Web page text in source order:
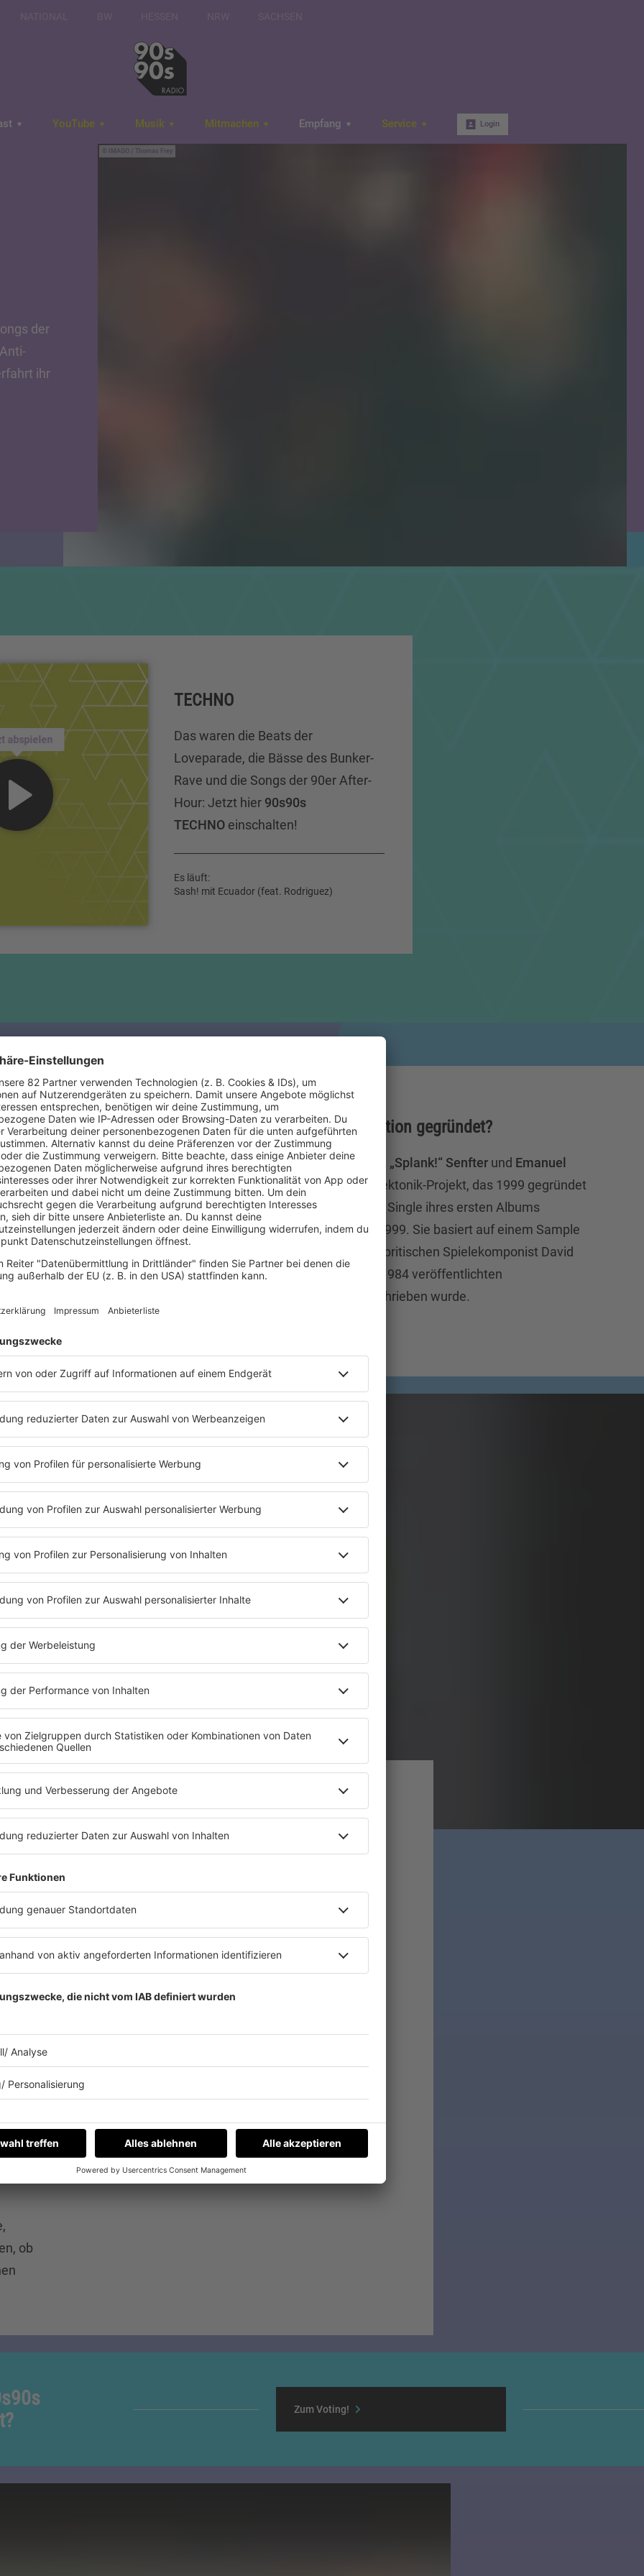
YouTube Musik Mitmachen Empfang Service Login
IMAGO / Thomas Frey
der
ihr
abspielen
TECHNO
Das waren die Beats der
Loveparade, die Bässe des Bunker-
Rave und die Songs der 90er After-
Hour: Jetzt hier 90s90s
TECHNO einschalten!
Es läuft:
Sash! mit Ecuador (feat. Rodriguez)
Wann haben sich Zombie Nation gegründet?
Zombie Nationsind ein ausFlorian „Splank!“ Senfter und Emanuel
„Mooner“ Güntherbestehendes Elektonik-Projekt, das 1999 gegründet
wurde. „Kernkraft 400“ ist die erste Single ihres ersten Albums
„Leichenschmaus“ aus dem Jahr 1999. Sie basiert auf einem Sample
des Lieds „Stardust“, das von dem britischen Spielekomponist David
Whittaker für den Soundtrack des 1984 veröffentlichten
Computerspiels „Lazy Jones“ geschrieben wurde.
entstanden?
ist und
, so
als
ob
dürften. Es entstand der „Chant Mix“.„Die Italiener
haben zwar nur für den italienischen Raum die Lizenz
Das war ein Segen und Fluch gleichzeitig. Ein Segen, weil
Emanuel Günther. 2001 hielt sich „Kernkraft 400“ dann
Emanuel Günther erinnert sich:„Damals habe ich in
entlanggegangen, wo ein Auto stand, aus dem laut
Musik kam. In dem Wagen saß ein kleiner Junge, der so
heftig getanzt hat, dass das ganze Auto gewackelt hat -
und es war mein Song! Das war schon eine verrückte
Zeit.“
Zum Voting!